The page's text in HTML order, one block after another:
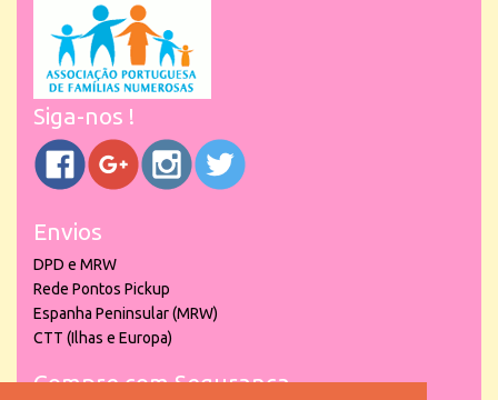
Siga-nos !
Envios
DPD e MRW
Rede Pontos Pickup
Espanha Peninsular (MRW)
CTT (Ilhas e Europa)
Compre com Segurança